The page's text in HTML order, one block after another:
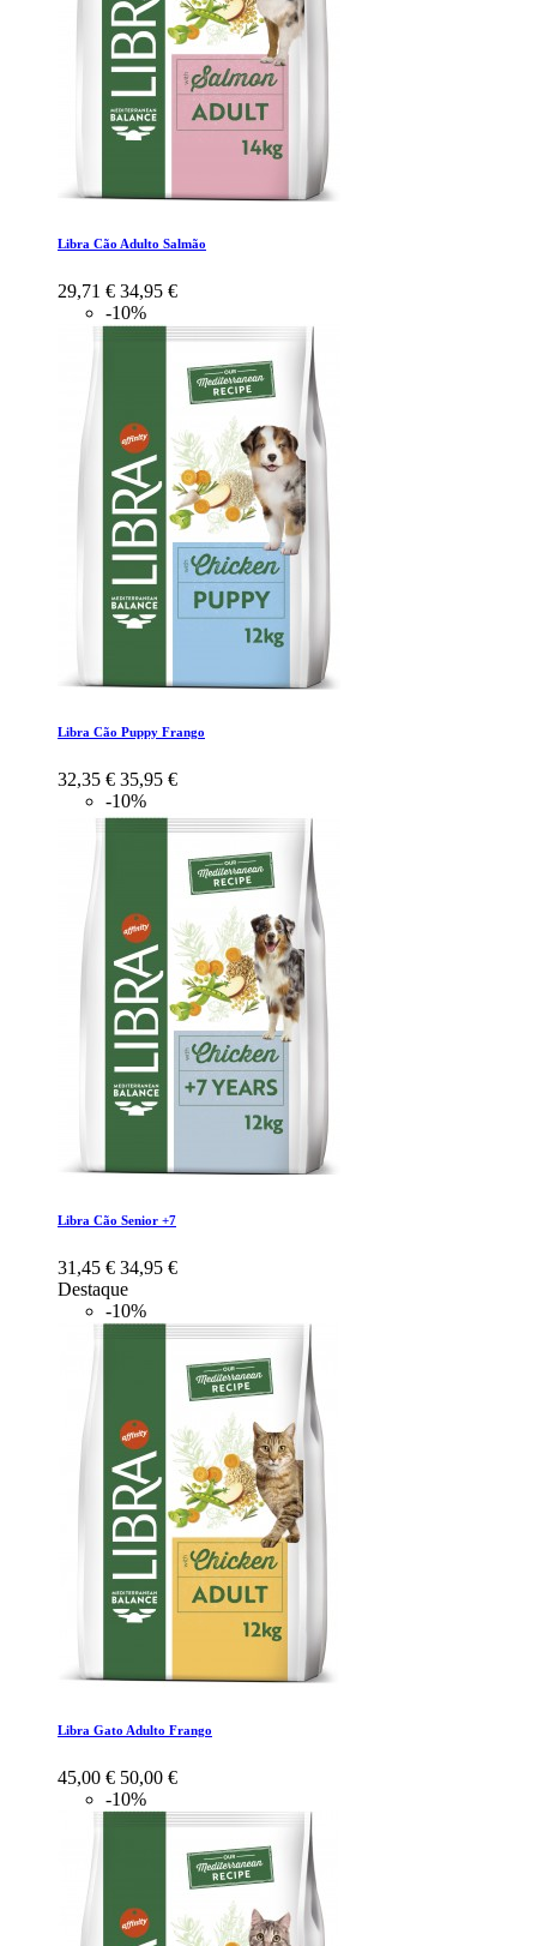
Libra Cão Adulto Salmão
29,71 € 34,95 €
-10%
Libra Cão Puppy Frango
32,35 € 35,95 €
-10%
Libra Cão Senior +7
31,45 € 34,95 €
Destaque
-10%
Libra Gato Adulto Frango
45,00 € 50,00 €
-10%